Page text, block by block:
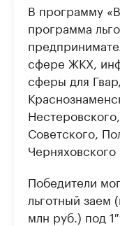
В программу
программа
сфере ЖКХ,
сферы для
Советского,
Черняховского
Победители
льготный заем
млн руб.) под 1